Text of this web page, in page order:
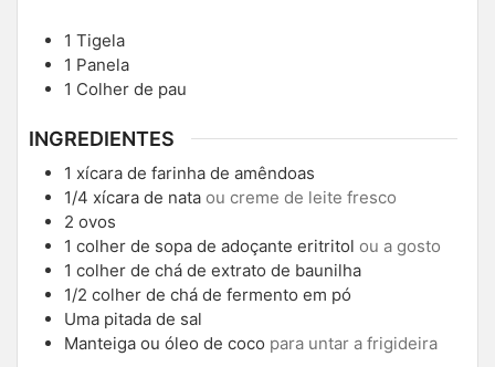
1 Tigela
1 Panela
1 Colher de pau
INGREDIENTES
1 xícara de farinha de amêndoas
1/4 xícara de nata ou creme de leite fresco
2 ovos
1 colher de sopa de adoçante eritritol ou a gosto
1 colher de chá de extrato de baunilha
1/2 colher de chá de fermento em pó
Uma pitada de sal
Manteiga ou óleo de coco para untar a frigideira